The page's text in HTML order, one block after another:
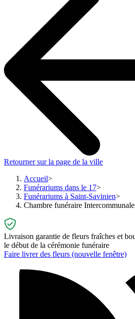
Retourner sur la page de la ville
Accueil
Funérariums dans le 17
Funérariums à Saint-Savinien
Chambre funéraire
Livraison garantie de fleurs fraîches et
le début de la cérémonie funéraire
Faire livrer des fleurs (nouvelle fenêtre)